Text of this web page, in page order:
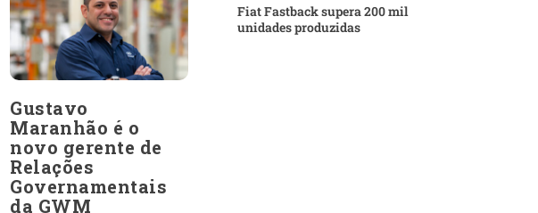
Gustavo
Maranhão é o
novo gerente de
Relações
Governamentais
da GWM
Fiat Fastback supera 200 mil
unidades produzidas